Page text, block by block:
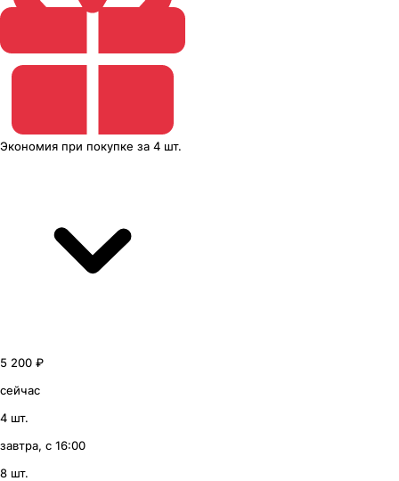
Экономия при покупке за 4 шт.
5 200 ₽
сейчас
4 шт.
завтра, с 16:00
8 шт.